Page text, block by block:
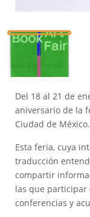
Del 18 al 21 de
aniversario de la
Ciudad de México.
Esta feria, cuya
traducción
compartir
las que participar
conferencias y